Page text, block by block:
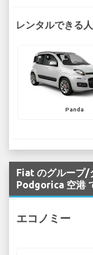
レンタルできる
Panda
Fiat のグループ/
Podgorica 空港
エコノミー